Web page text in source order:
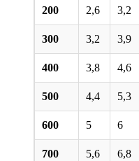
200 2,6 3,2
300 3,2 3,9
400 3,8 4,6
500 4,4 5,3
600 5 6
700 5,6 6,8